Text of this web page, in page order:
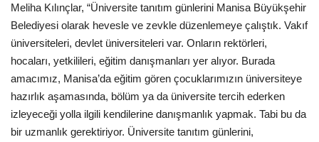
Meliha Kılınçlar, “Üniversite tanıtım günlerini Manisa Büyükşehir
Belediyesi olarak hevesle ve zevkle düzenlemeye çalıştık. Vakıf
üniversiteleri, devlet üniversiteleri var. Onların rektörleri,
hocaları, yetkilileri, eğitim danışmanları yer alıyor. Burada
amacımız, Manisa’da eğitim gören çocuklarımızın üniversiteye
hazırlık aşamasında, bölüm ya da üniversite tercih ederken
izleyeceği yolla ilgili kendilerine danışmanlık yapmak. Tabi bu da
bir uzmanlık gerektiriyor. Üniversite tanıtım günlerini,